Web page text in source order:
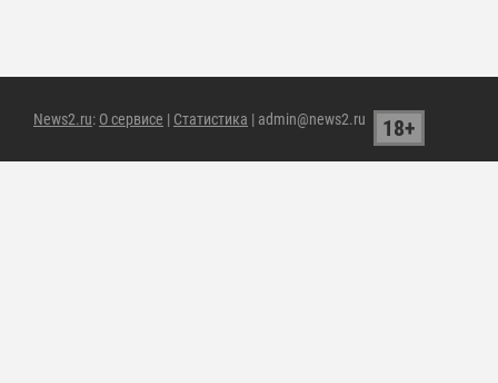
News2.ru: О сервисе | Статистика | admin@news2.ru 18+